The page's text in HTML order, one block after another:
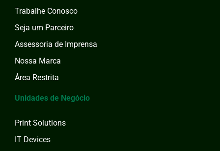
Trabalhe Conosco
Seja um Parceiro
Assessoria de Imprensa
Nossa Marca
Área Restrita
Unidades de Negócio
Print Solutions
IT Devices